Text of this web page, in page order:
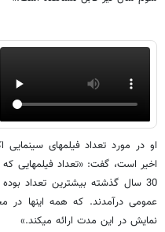
اخیر است، گفت: «تعداد فیلم​هایی
عمومی درآمدند. که همه این​ها در
نمایش در این مدت ارائه می​کند.»